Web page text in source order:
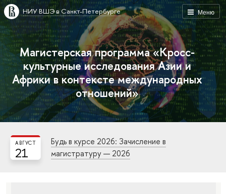
Меню
НИУ ВШЭ в Санкт-Петербурге
Магистерская программа «Кросс-
культурные исследования Азии и
Африки в контексте международных
отношений»
21
АВГУСТ
Будь в курсе 2026: Зачисление в
магистратуру — 2026